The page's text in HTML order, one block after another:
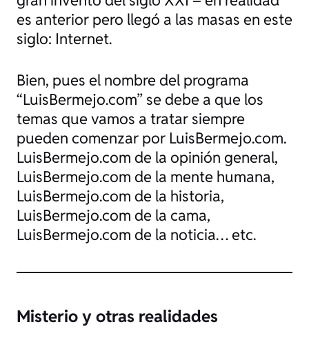
es anterior pero llegó a las masas en este
siglo: Internet.
Bien, pues el nombre del programa
“LuisBermejo.com” se debe a que los
temas que vamos a tratar siempre
pueden comenzar por LuisBermejo.com.
LuisBermejo.com de la opinión general,
LuisBermejo.com de la mente humana,
LuisBermejo.com de la historia,
LuisBermejo.com de la cama,
LuisBermejo.com de la noticia… etc.
Misterio y otras realidades